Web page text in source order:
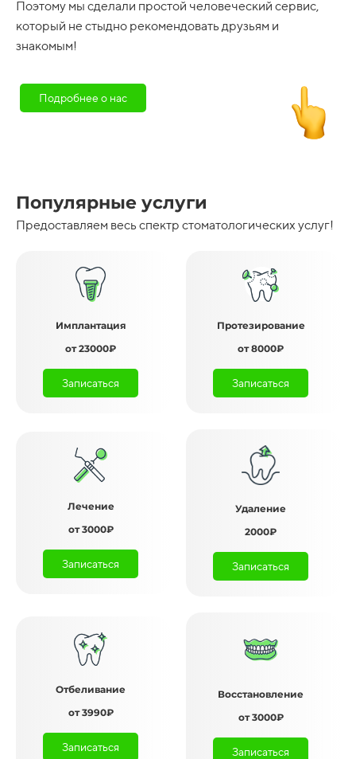
Поэтому мы сделали простой человеческий сервис,
который не стыдно рекомендовать друзьям и
знакомым!
Подробнее о нас
Популярные услуги
Предоставляем весь спектр стоматологических услуг!
Имплантация
от 23000₽
Записаться
Протезирование
от 8000₽
Записаться
Лечение
от 3000₽
Записаться
Удаление
2000₽
Записаться
Отбеливание
от 3990₽
Записаться
Восстановление
от 3000₽
Записаться